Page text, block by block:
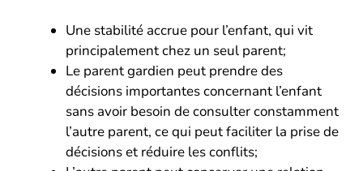
Une stabilité accrue pour l’enfant, qui vit
principalement chez un seul parent;
Le parent gardien peut prendre des
décisions importantes concernant l’enfant
sans avoir besoin de consulter constamment
l’autre parent, ce qui peut faciliter la prise de
décisions et réduire les conflits;